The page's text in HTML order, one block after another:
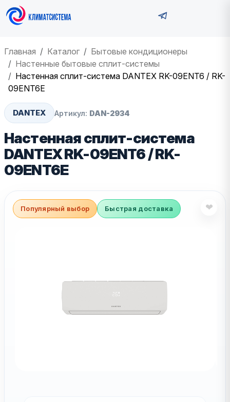
Главная Каталог
Бытовые кондиционеры
Настенные бытовые сплит-системы
Настенная сплит-система DANTEX RK-09ENT6 / RK-
09ENT6E
DANTEX Артикул: DAN-2934
Настенная сплит-система
DANTEX RK-09ENT6 / RK-
09ENT6E
Популярный выбор Быстрая доставка ❤